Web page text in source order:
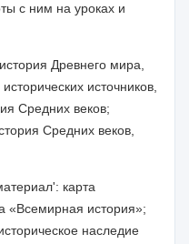
с ним на уроках и
Древнего мира,
источников,
Средних веков;
Средних веков,
карта
«Всемирная история»;
наследие